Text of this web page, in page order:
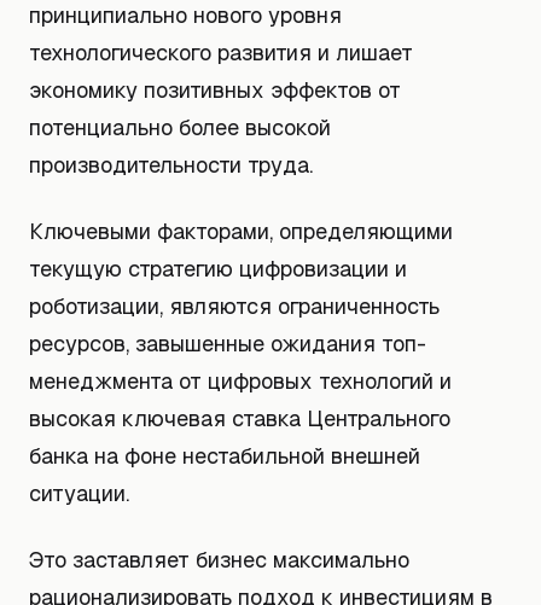
принципиально нового уровня
технологического развития и лишает
экономику позитивных эффектов от
потенциально более высокой
производительности труда.
Ключевыми факторами, определяющими
текущую стратегию цифровизации и
роботизации, являются ограниченность
ресурсов, завышенные ожидания топ-
менеджмента от цифровых технологий и
высокая ключевая ставка Центрального
банка на фоне нестабильной внешней
ситуации.
Это заставляет бизнес максимально
рационализировать подход к инвестициям в